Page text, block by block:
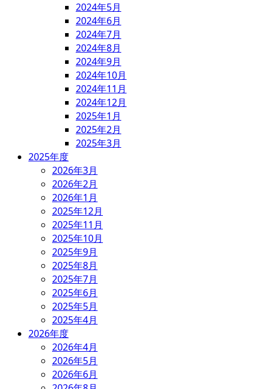
2024年5月
2024年6月
2024年7月
2024年8月
2024年9月
2024年10月
2024年11月
2024年12月
2025年1月
2025年2月
2025年3月
2025年度
2026年3月
2026年2月
2026年1月
2025年12月
2025年11月
2025年10月
2025年9月
2025年8月
2025年7月
2025年6月
2025年5月
2025年4月
2026年度
2026年4月
2026年5月
2026年6月